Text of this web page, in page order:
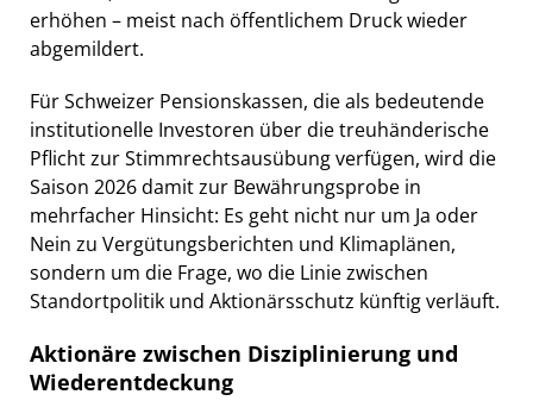
erhöhen – meist nach öffentlichem Druck wieder
abgemildert.
Für Schweizer Pensionskassen, die als bedeutende
institutionelle Investoren über die treuhänderische
Pflicht zur Stimmrechtsausübung verfügen, wird die
Saison 2026 damit zur Bewährungsprobe in
mehrfacher Hinsicht: Es geht nicht nur um Ja oder
Nein zu Vergütungsberichten und Klimaplänen,
sondern um die Frage, wo die Linie zwischen
Standortpolitik und Aktionärsschutz künftig verläuft.
Aktionäre zwischen Disziplinierung und
Wiederentdeckung